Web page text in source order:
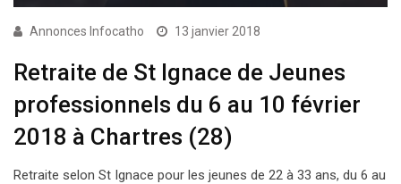
Annonces Infocatho 13 janvier 2018
Retraite de St Ignace de Jeunes
professionnels du 6 au 10 février
2018 à Chartres (28)
Retraite selon St Ignace pour les jeunes de 22 à 33 ans, du 6 au